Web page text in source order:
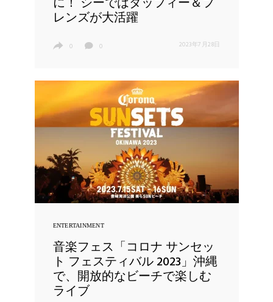
レンズが大活躍
0 0 2023年7月28日
ENTERTAINMENT
音楽フェス「コロナ サンセッ
ト フェスティバル 2023」沖縄
で、開放的なビーチで楽しむ
ライブ